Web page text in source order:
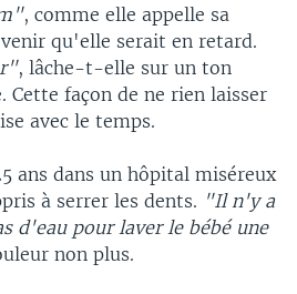
, comme elle appelle sa
qu'elle serait en retard.
, lâche-t-elle sur un ton
Cette façon de ne rien laisser
avec le temps.
ans dans un hôpital miséreux
à serrer les dents. "Il n'y a
d'eau pour laver le bébé une
non plus.